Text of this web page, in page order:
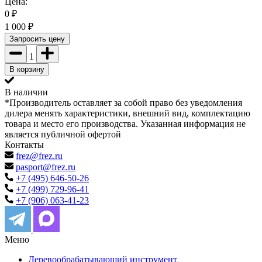
0 ₽
1 000 ₽
Запросить цену
1
В корзину
В наличии
*Производитель оставляет за собой право без уведомления
дилера менять характеристики, внешний вид, комплектацию
товара и место его производства. Указанная информация не
является публичной офертой
Контакты
frez@frez.ru
pasport@frez.ru
+7 (495) 646-50-26
+7 (499) 729-96-41
+7 (906) 063-41-23
Меню
Деревообрабатывающий инструмент